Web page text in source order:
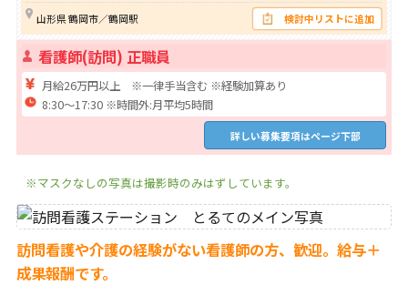
山形県 鶴岡市／鶴岡駅 検討中リストに追加
看護師(訪問) 正職員
月給26万円以上 ※一律手当含む ※経験加算あり
8:30～17:30 ※時間外:月平均5時間
詳しい募集要項はページ下部
※マスクなしの写真は撮影時のみはずしています。
訪問看護や介護の経験がない看護師の方、歓迎。給与＋
成果報酬です。